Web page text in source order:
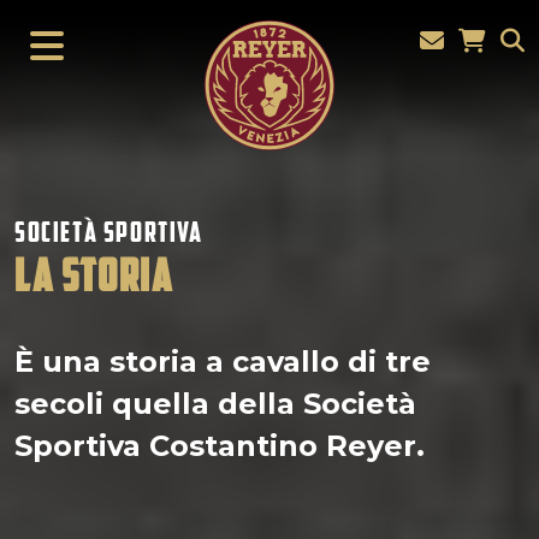
SOCIETÀ SPORTIVA
LA STORIA
È una storia a cavallo di tre
secoli quella della Società
Sportiva Costantino Reyer.